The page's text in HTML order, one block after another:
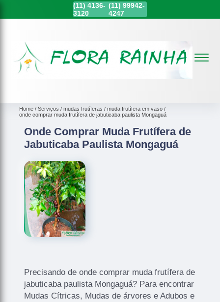
(11) 4136-
3120
(11)99942-
4247
Home Serviços mudas frutíferas
muda frutífera em vaso
onde comprar muda frutífera de jabuticaba paulista Mongaguá
Onde Comprar Muda Frutífera de
Jabuticaba Paulista Mongaguá
Precisando de onde comprar muda frutífera de
jabuticaba paulista Mongaguá? Para encontrar
Mudas Cítricas, Mudas de árvores e Adubos e